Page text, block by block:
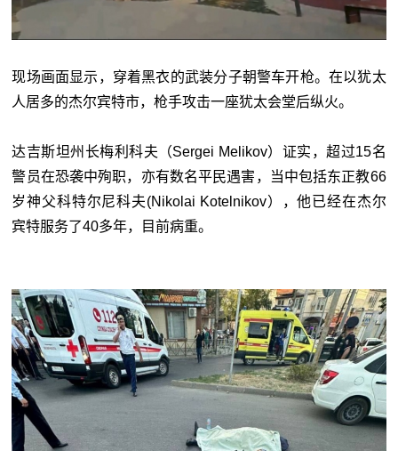
现场画面显示，穿着黑衣的武装分子朝警车开枪。在以犹太
人居多的杰尔宾特市，枪手攻击一座犹太会堂后纵火。
达吉斯坦州长梅利科夫（Sergei Melikov）证实，超过15名
警员在恐袭中殉职，亦有数名平民遇害，当中包括东正教66
岁神父科特尔尼科夫(Nikolai Kotelnikov），他已经在杰尔
宾特服务了40多年，目前病重。